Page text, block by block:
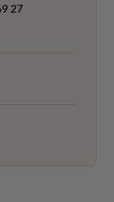
27